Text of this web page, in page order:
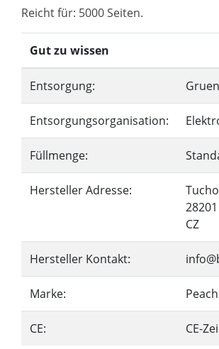
Reicht für: 5000 Seiten.
Gut zu wissen
Entsorgung:
Entsorgungsorganisation:
Füllmenge:
Hersteller Adresse:
CZ
Hersteller Kontakt:
Marke: Peach
CE: CE-